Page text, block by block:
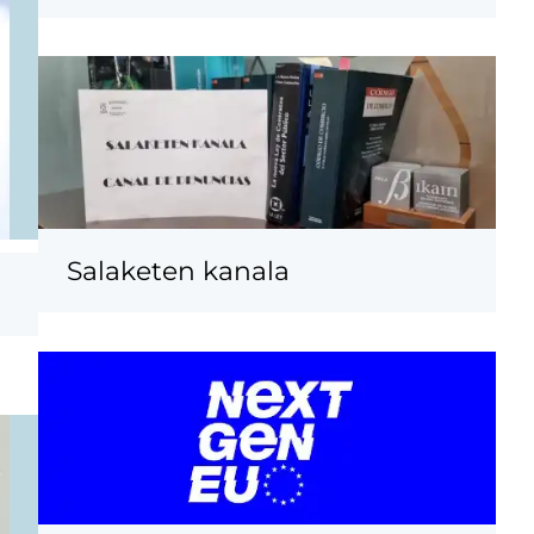
Salaketen kanala